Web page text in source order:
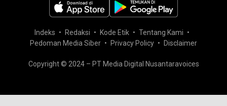
Indeks Redaksi Kode Etik
Tentang Kami
Pedoman Media Siber
Privacy Policy Disclaimer
Copyright © 2024 – PT Media Digital Nusantaravoices